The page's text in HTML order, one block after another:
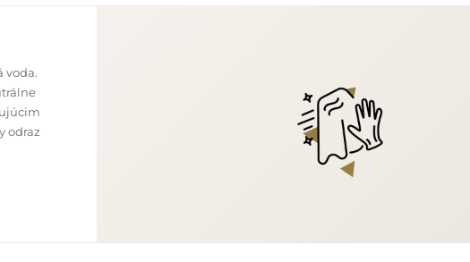
voda.
odraz